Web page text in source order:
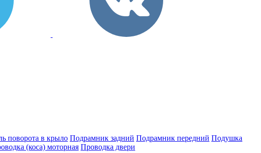
поворота в крыло Подрамник задний Подрамник передний Подушка
(коса) моторная Проводка двери